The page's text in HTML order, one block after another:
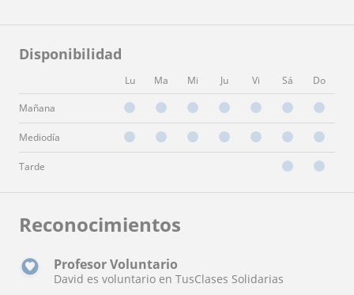
Disponibilidad
Lu Ma Mi Ju Vi Sá Do
Mañana
Mediodía
Tarde
Reconocimientos
Profesor Voluntario
David es voluntario en TusClases Solidarias